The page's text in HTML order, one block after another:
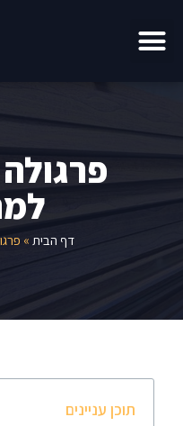
דף הבית »
תוכן עניינים